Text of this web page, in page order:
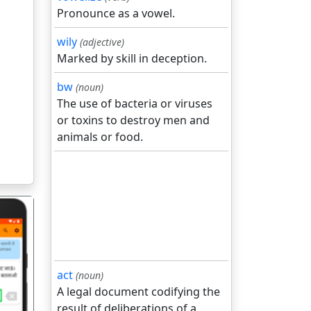
Pronounce as a vowel.
wily (adjective)
Marked by skill in deception.
bw (noun)
The use of bacteria or viruses
or toxins to destroy men and
animals or food.
act (noun)
A legal document codifying the